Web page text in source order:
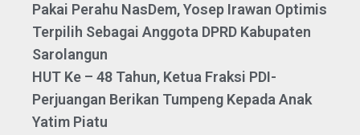
Pakai Perahu NasDem, Yosep Irawan Optimis
Terpilih Sebagai Anggota DPRD Kabupaten
Sarolangun
HUT Ke – 48 Tahun, Ketua Fraksi PDI-
Perjuangan Berikan Tumpeng Kepada Anak
Yatim Piatu